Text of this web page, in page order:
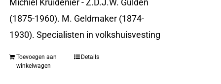
Michiel Kruidenier - Z.D.J.W. Gulden
(1875-1960). M. Geldmaker (1874-
1930). Specialisten in volkshuisvesting
Toevoegen aan
winkelwagen
Details